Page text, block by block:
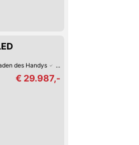
des Handys Android Auto
€ 29.987,-